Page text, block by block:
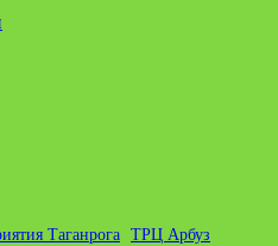
Таганрога ТРЦ Арбуз